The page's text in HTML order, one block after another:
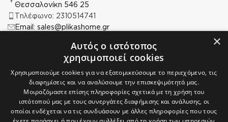
Θεσσαλονίκη 546 25
Τηλέφωνο: 2310514741
Email: sales@plikashome.gr
ΠΛΗΡΟΦΟΡΙΕΣ
Η Εταιρεία μας
Ασφάλεια Αγορών
×
Αυτός ο ιστότοπος
χρησιμοποιεί cookies
Χρησιμοποιούμε cookies για να εξατομικεύσουμε το περιεχόμενο, τις
διαφημίσεις και να αναλύσουμε την επισκεψιμότητά μας.
Μοιραζόμαστε επίσης πληροφορίες σχετικά με τη χρήση του
ιστότοπού μας με τους συνεργάτες διαφήμισης και ανάλυσης, οι
οποίοι ενδέχεται να τις συνδυάσουν με άλλες πληροφορίες που τους